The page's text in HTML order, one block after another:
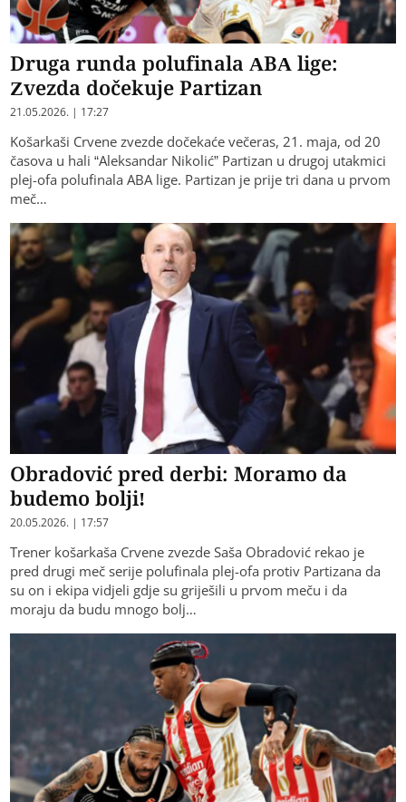
Druga runda polufinala ABA lige:
Zvezda dočekuje Partizan
21.05.2026. | 17:27
Košarkaši Crvene zvezde dočekaće večeras, 21. maja, od 20
časova u hali “Aleksandar Nikolić” Partizan u drugoj utakmici
plej-ofa polufinala ABA lige. Partizan je prije tri dana u prvom
meč…
Obradović pred derbi: Moramo da
budemo bolji!
20.05.2026. | 17:57
Trener košarkaša Crvene zvezde Saša Obradović rekao je
pred drugi meč serije polufinala plej-ofa protiv Partizana da
su on i ekipa vidjeli gdje su griješili u prvom meču i da
moraju da budu mnogo bolj…